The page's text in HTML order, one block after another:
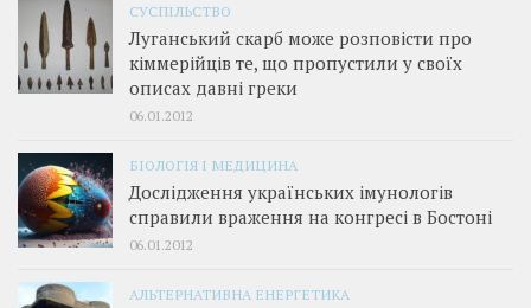
СУСПІЛЬСТВО
Луганський скарб може розповісти про
кіммерійців те, що пропустили у своїх
описах давні греки
06.01.2012
БІОЛОГІЯ І МЕДИЦИНА
Дослідження українських імунологів
справили враження на конгресі в Бостоні
06.01.2012
АЛЬТЕРНАТИВНА ЕНЕРГЕТИКА